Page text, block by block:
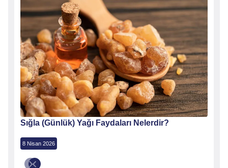
Sığla (Günlük) Yağı Faydaları Nelerdir?
8 Nisan 2026